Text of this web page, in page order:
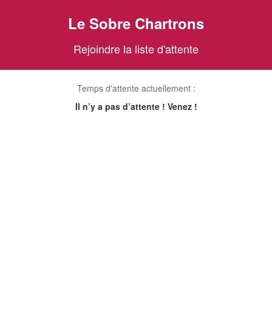
Le Sobre Chartrons
Rejoindre la liste d'attente
Temps d'attente actuellement :
Il n’y a pas d’attente ! Venez !